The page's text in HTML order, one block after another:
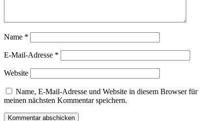
Name *
E-Mail-Adresse *
Website
Name, E-Mail-Adresse und Website in diesem Browser für
meinen nächsten Kommentar speichern.